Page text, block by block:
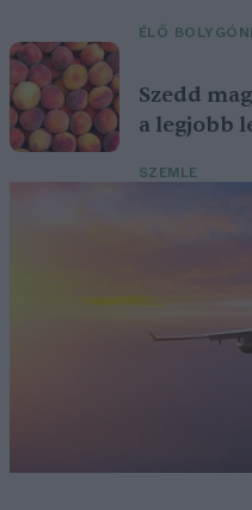
ÉLŐ
Szedd
a legjobb
SZEMLE